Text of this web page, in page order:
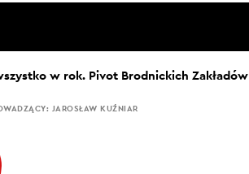
w rok. Pivot Brodnickich Zakładów
JAROSŁAW KUŹNIAR